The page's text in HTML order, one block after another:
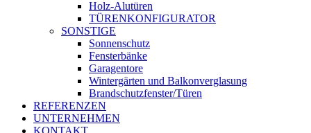
Holz-Alutüren
TÜRENKONFIGURATOR
SONSTIGE
Sonnenschutz
Fensterbänke
Garagentore
Wintergärten und Balkonverglasung
Brandschutzfenster/Türen
REFERENZEN
UNTERNEHMEN
KONTAKT